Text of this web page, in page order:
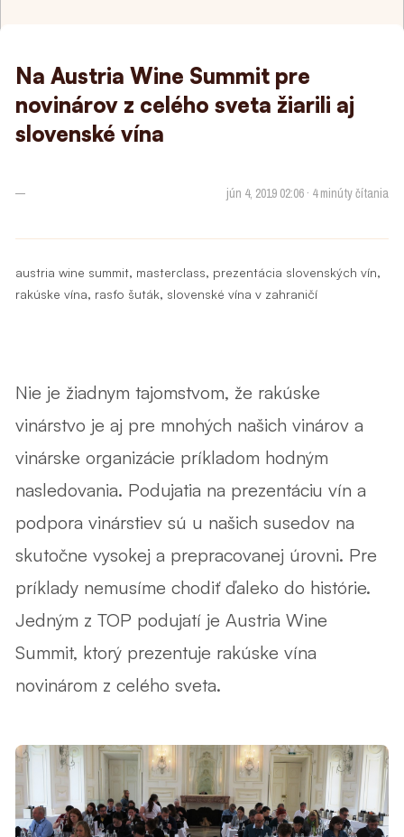
Na Austria Wine Summit pre
novinárov z celého sveta žiarili aj
slovenské vína
— jún 4, 2019 02:06 · 4 minúty čítania
austria wine summit, masterclass, prezentácia slovenských vín,
rakúske vína, rasťo šuták, slovenské vína v zahraničí
Nie je žiadnym tajomstvom, že rakúske
vinárstvo je aj pre mnohých našich vinárov a
vinárske organizácie príkladom hodným
nasledovania. Podujatia na prezentáciu vín a
podpora vinárstiev sú u našich susedov na
skutočne vysokej a prepracovanej úrovni. Pre
príklady nemusíme chodiť ďaleko do histórie.
Jedným z TOP podujatí je Austria Wine
Summit, ktorý prezentuje rakúske vína
novinárom z celého sveta.